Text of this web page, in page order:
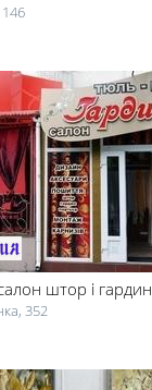
штор і гардин
352